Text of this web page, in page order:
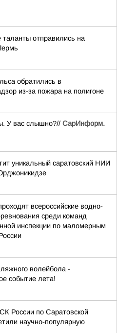
таланты отправились на
обратились в
из-за пожара на полигоне
У вас слышно?// СарИнформ.
уникальный саратовский НИИ
всероссийские водно-
среди команд
инспекции по маломерным
волейбола -
событие лета!
России по Саратовской
научно-популярную